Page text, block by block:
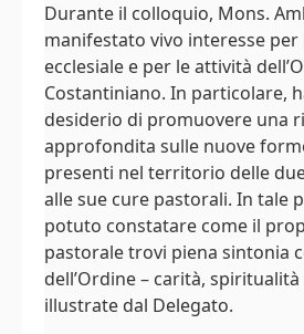
Durante il colloquio, Mons.
manifestato vivo interesse per
ecclesiale e per le attività
Costantiniano. In particolare,
desiderio di promuovere una
approfondita sulle nuove
presenti nel territorio delle
alle sue cure pastorali. In tale
potuto constatare come il
pastorale trovi piena sintonia
dell’Ordine – carità,
illustrate dal Delegato.